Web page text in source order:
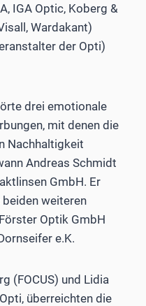
IGA Optic, Koberg &
Wardakant)
der Opti)
drei emotionale
mit denen die
Nachhaltigkeit
Andreas Schmidt
GmbH. Er
weiteren
Optik GmbH
e.K.
(FOCUS) und Lidia
überreichten die